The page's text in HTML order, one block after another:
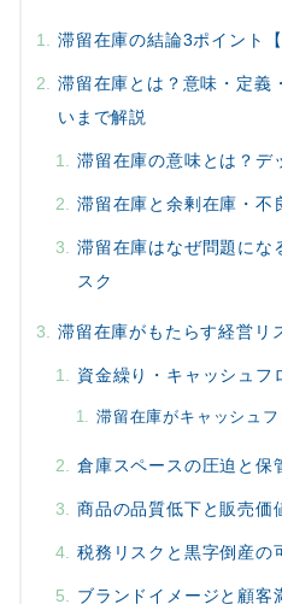
滞留在庫の結論3ポイント
滞留在庫とは？意味・定義
いまで解説
滞留在庫の意味とは？デ
滞留在庫と余剰在庫・不
滞留在庫はなぜ問題にな
スク
滞留在庫がもたらす経営リ
資金繰り・キャッシュフ
滞留在庫がキャッシュ
倉庫スペースの圧迫と保
商品の品質低下と販売価
税務リスクと黒字倒産の
ブランドイメージと顧客